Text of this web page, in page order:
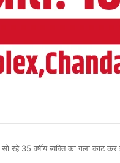
रहे 35 वर्षीय ब्यक्ति का गला काट कर